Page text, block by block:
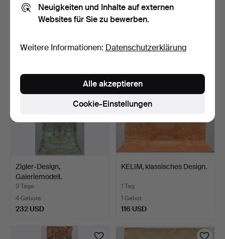
Galeriemodell.
Galeriemodell.
3 Tage
Zigler-Design,
Galeriemodell.
3 Tage
4 Gebote
232 USD
KELIM, klassisches Design.
1 Tag
1 Gebot
116 USD
Neuigkeiten und Inhalte auf externen
Websites für Sie zu bewerben.
Weitere Informationen: Datenschutzerklärung
Cookie-Einstellungen
Alle akzeptieren